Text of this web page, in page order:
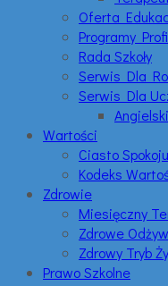
Oferta
Programy
Rada Szkoły
Serwis Dla
Serwis Dla
Wartości
Ciasto Spokoju
Kodeks
Zdrowie
Miesięczny
Zdrowe
Zdrowy Tryb
Prawo Szkolne